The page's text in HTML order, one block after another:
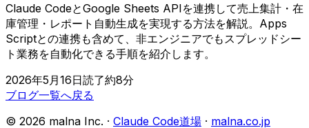
Claude CodeとGoogle Sheets APIを連携して売上集計・在
庫管理・レポート自動生成を実現する方法を解説。Apps
Scriptとの連携も含めて、非エンジニアでもスプレッドシー
ト業務を自動化できる手順を紹介します。
2026年5月16日読了約8分
ブログ一覧へ戻る
© 2026 malna Inc. · Claude Code道場 · malna.co.jp